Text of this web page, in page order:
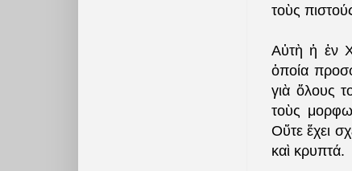
τοὺς
Αὐτὴ ἡ ἐν
ὁποία
γιὰ ὅλους
τοὺς
Οὔτε ἔχει
καὶ κρυπτά.